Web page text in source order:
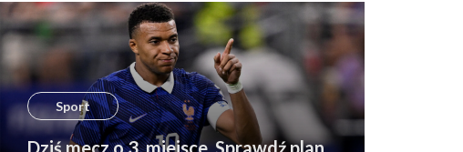
Sport
Dziś mecz o 3. miejsce. Sprawdź plan